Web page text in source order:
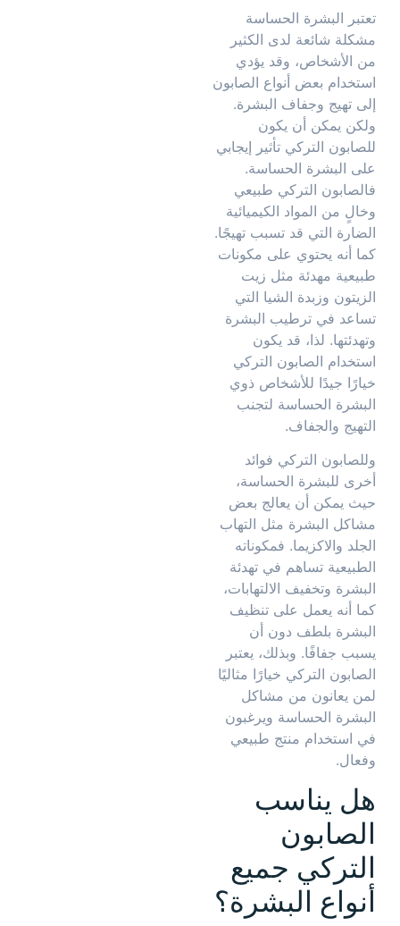
تعتبر البشرة الحساسة
مشكلة شائعة لدى الكثير
من الأشخاص، وقد يؤدي
استخدام بعض أنواع الصابون
إلى تهيج وجفاف البشرة.
ولكن يمكن أن يكون
للصابون التركي تأثير إيجابي
على البشرة الحساسة.
فالصابون التركي طبيعي
وخالٍ من المواد الكيميائية
الضارة التي قد تسبب تهيجًا.
كما أنه يحتوي على مكونات
طبيعية مهدئة مثل زيت
الزيتون وزبدة الشيا التي
تساعد في ترطيب البشرة
وتهدئتها. لذا، قد يكون
استخدام الصابون التركي
خيارًا جيدًا للأشخاص ذوي
البشرة الحساسة لتجنب
التهيج والجفاف.
وللصابون التركي فوائد
أخرى للبشرة الحساسة،
حيث يمكن أن يعالج بعض
مشاكل البشرة مثل التهاب
الجلد والاكزيما. فمكوناته
الطبيعية تساهم في تهدئة
البشرة وتخفيف الالتهابات،
كما أنه يعمل على تنظيف
البشرة بلطف دون أن
يسبب جفافًا. وبذلك، يعتبر
الصابون التركي خيارًا مثاليًا
لمن يعانون من مشاكل
البشرة الحساسة ويرغبون
في استخدام منتج طبيعي
وفعال.
هل يناسب
الصابون
التركي جميع
أنواع البشرة؟